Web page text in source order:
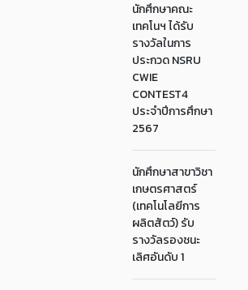
นักศึกษาคณะ
เทคโนฯ ได้รับ
รางวัลในการ
ประกวด NSRU
CWIE
CONTEST4
ประจำปีการศึกษา
2567
นักศึกษาสาขาวิชา
เกษตรศาสตร์
(เทคโนโลยีการ
ผลิตสัตว์) รับ
รางวัลรองชนะ
เลิศอันดับ 1